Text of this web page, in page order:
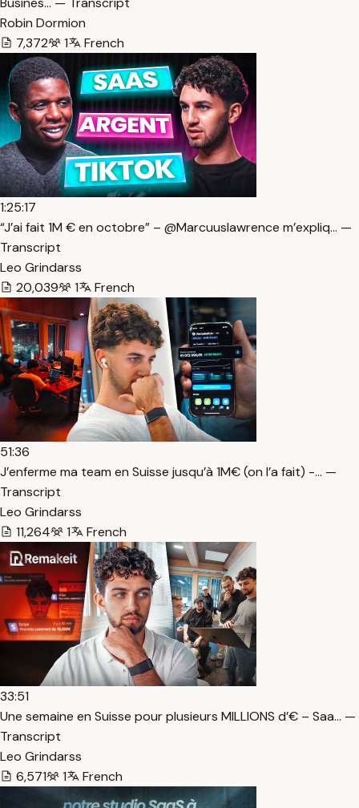
Robin Dormion
7,372
1 French
1:25:17
“J’ai fait 1M € en octobre” – @Marcuuslawrence m’expliq… —
Transcript
Leo Grindarss
20,039
1 French
51:36
J’enferme ma team en Suisse jusqu’à 1M€ (on l’a fait) -… —
Transcript
Leo Grindarss
11,264
1 French
33:51
Une semaine en Suisse pour plusieurs MILLIONS d’€ – Saa… —
Transcript
Leo Grindarss
6,571
1 French